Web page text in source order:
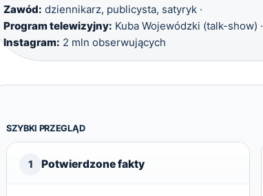
Zawód: dziennikarz, publicysta, satyryk ·
Program telewizyjny: Kuba Wojewódzki (talk-show) ·
Instagram: 2 mln obserwujących
SZYBKI PRZEGLĄD
1 Potwierdzone fakty